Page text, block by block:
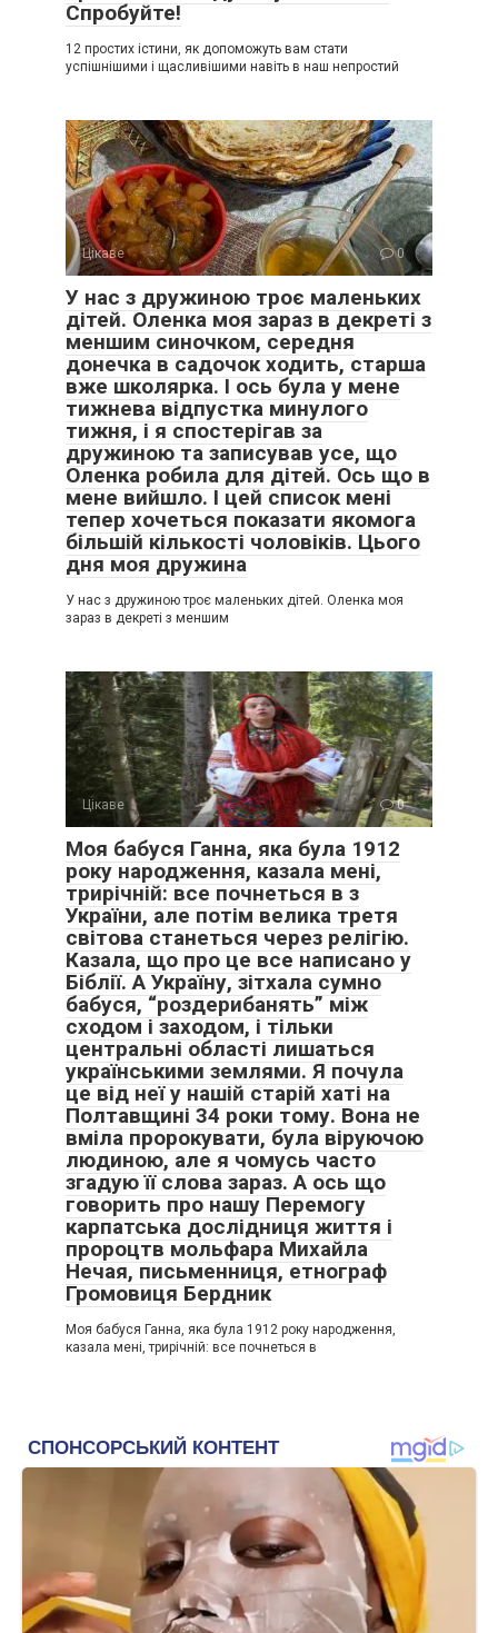
Спробуйте!
12 простих істини, як допоможуть вам стати
успішнішими і щасливішими навіть в наш непростий
Цікаве 0
У нас з дружиною троє маленьких
дітей. Оленка моя зараз в декреті з
меншим синочком, середня
донечка в садочок ходить, старша
вже школярка. І ось була у мене
тижнева відпустка минулого
тижня, і я спостерігав за
дружиною та записував усе, що
Оленка робила для дітей. Ось що в
мене вийшло. І цей список мені
тепер хочеться показати якомога
більшій кількості чоловіків. Цього
дня моя дружина
У нас з дружиною троє маленьких дітей. Оленка моя
зараз в декреті з меншим
Цікаве 0
Моя бабуся Ганна, яка була 1912
року народження, казала мені,
трирічній: все почнеться в з
України, але потім велика третя
світова станеться через релігію.
Казала, що про це все написано у
Біблії. А Україну, зітхала сумно
бабуся, “роздерибанять” між
сходом і заходом, і тільки
центральні області лишаться
українськими землями. Я почула
це від неї у нашій старій хаті на
Полтавщині 34 роки тому. Вона не
вміла пророкувати, була віруючою
людиною, але я чомусь часто
згадую її слова зараз. А ось що
говорить про нашу Перемогу
карпатська дослідниця життя і
пророцтв мольфара Михайла
Нечая, письменниця, етнограф
Громовиця Бердник
Моя бабуся Ганна, яка була 1912 року народження,
казала мені, трирічній: все почнеться в